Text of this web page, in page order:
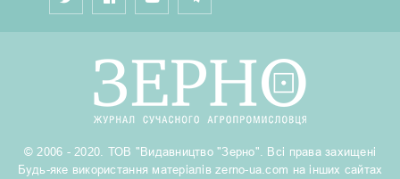
© 2006 - 2020. ТОВ "Видавництво "Зерно". Всі права захищені
Будь-яке використання матеріалів zerno-ua.com на інших сайтах